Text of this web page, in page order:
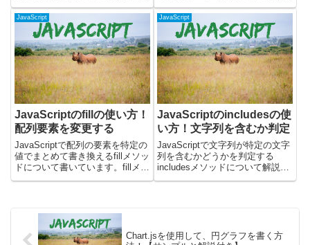
enterを押した場合に勝手に
submitされるような現象に対応で
きます。検証した環境はchrome
です。Enterキーを無...
スやテキストエリアで文字列を選
択したときに発生します。下記に
ついて書いています。・selectイ
ベントとは？・selectイベン...
JavaScript
JavaScriptのfillの使い方！
配列要素を変更する
JavaScriptで配列の要素を特定の
値でまとめて書き換えるfillメソッ
ドについて書いています。fillメソ
ッドを使うと、配列の一部または
要素変更に便利です。実際に動く
サンプル...
JavaScript
JavaScriptのincludesの使
い方！文字列を含むか判定
JavaScriptで文字列が特定の文字
列を含むかどうかを判定する
includesメソッドについて解説し
ます。includesメソッドを使う
Chart.jsを使用して、円グラフを書く方